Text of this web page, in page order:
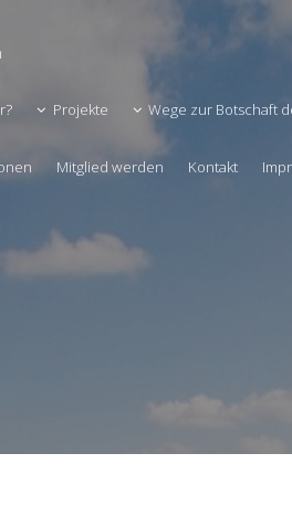
Projekte Wege zur Botschaft
Mitglied werden Kontakt